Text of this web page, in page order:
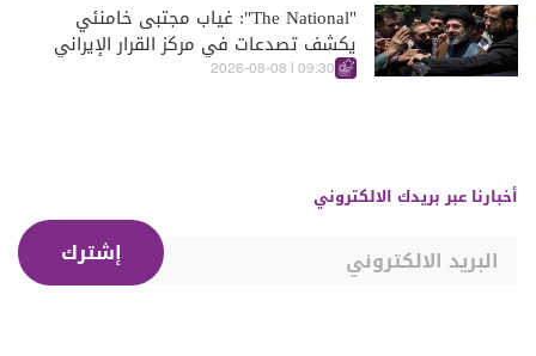
"The National": غياب مجتبى خامنئي
يكشف تصدعات في مركز القرار الإيراني
09:30 | 2026-08-08
أخبارنا عبر بريدك الالكتروني
إشترك